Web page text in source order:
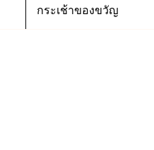
กระเช้าของขวัญ